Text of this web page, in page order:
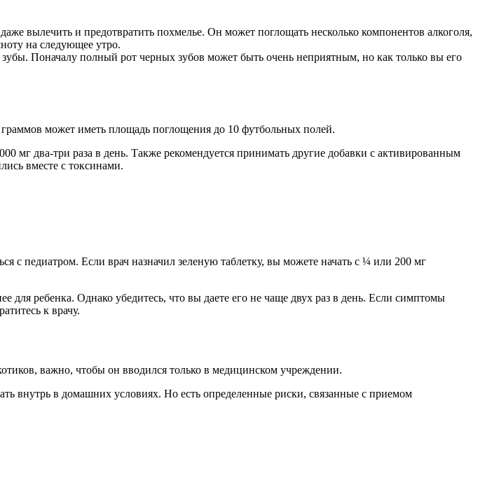
вылечить и предотвратить похмелье. Он может поглощать несколько компонентов алкоголя,
на следующее утро.
Поначалу полный рот черных зубов может быть очень неприятным, но как только вы его
может иметь площадь поглощения до 10 футбольных полей.
мг два-три раза в день. Также рекомендуется принимать другие добавки с активированным
вместе с токсинами.
с педиатром. Если врач назначил зеленую таблетку, вы можете начать с ¼ или 200 мг
для ребенка. Однако убедитесь, что вы даете его не чаще двух раз в день. Если симптомы
к врачу.
важно, чтобы он вводился только в медицинском учреждении.
внутрь в домашних условиях. Но есть определенные риски, связанные с приемом